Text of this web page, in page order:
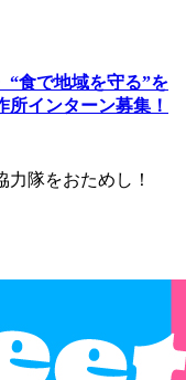
“食で地域を守る”を
インターン募集！
隊をおためし！